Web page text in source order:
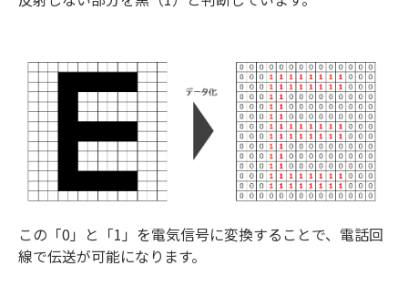
この「0」と「1」を電気信号に変換することで、電話回
線で伝送が可能になります。